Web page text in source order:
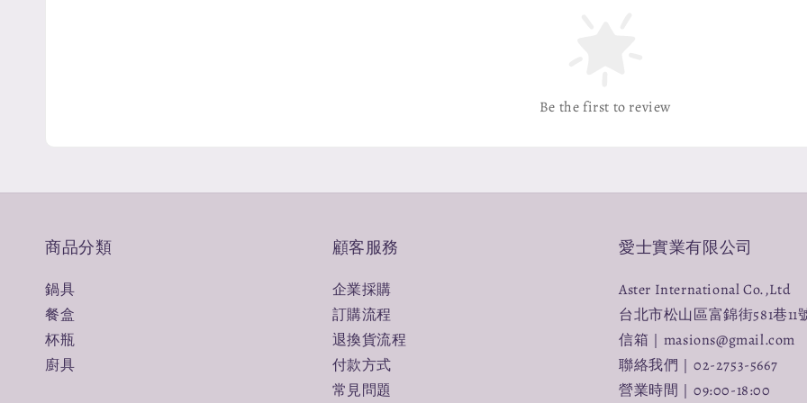
Be the first to review
商品分類
鍋具
餐盒
杯瓶
廚具
顧客服務
企業採購
訂購流程
退換貨流程
付款方式
常見問題
愛士實業有限公司
Aster International Co.,Ltd
台北市松山區富錦街581巷11
信箱｜masions@gmail.com
聯絡我們｜02-2753-5667
營業時間｜09:00-18:00